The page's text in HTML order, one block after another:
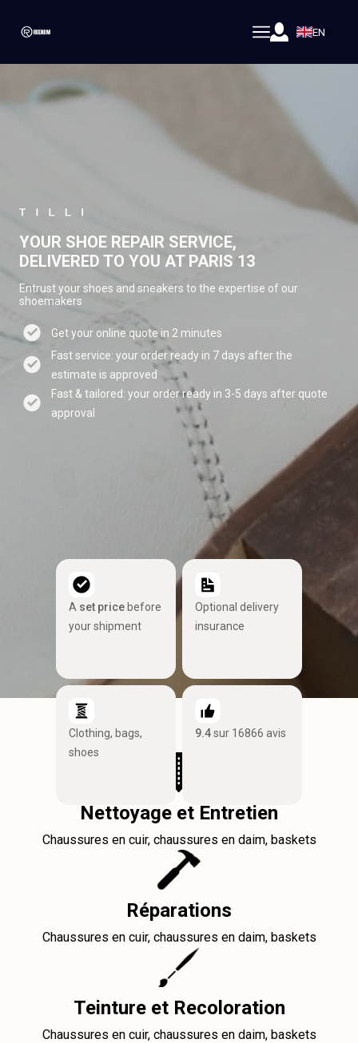
EN
YOUR SHOE REPAIR SERVICE,
DELIVERED TO YOU AT PARIS 13
Entrust your shoes and sneakers to the expertise of our
shoemakers
Get your online quote in 2 minutes
Fast service: your order ready in 7 days after the
estimate is approved
Fast & tailored: your order ready in 3-5 days after quote
approval
A set price before
your shipment
Optional delivery
insurance
Clothing, bags,
shoes
9.4sur 16866 avis
Nettoyage et Entretien
Chaussures en cuir, chaussures en daim, baskets
Réparations
Chaussures en cuir, chaussures en daim, baskets
Teinture et Recoloration
Chaussures en cuir, chaussures en daim, baskets